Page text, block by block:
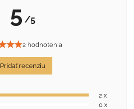
5 /5
2 hodnotenia
Pridať recenziu
2 x
0 x